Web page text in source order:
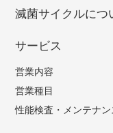
滅菌サイクルにつ
サービス
営業内容
営業種目
性能検査・メンテナン